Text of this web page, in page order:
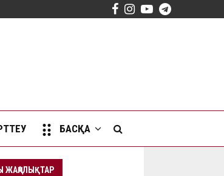
Facebook
Instagram
YoutubeTelegram
БАСҚА
ЖАҢАЛЫҚТАР